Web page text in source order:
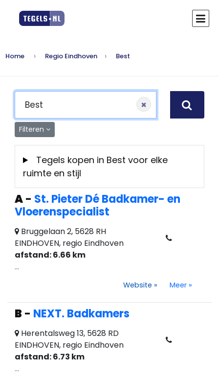
Home Regio Eindhoven Best
×
Filteren
Tegels kopen in Best voor elke
ruimte en stijl
A- St. Pieter Dé Badkamer- en
Vloerenspecialist
Bruggelaan 2, 5628 RH
EINDHOVEN, regio Eindhoven
afstand: 6.66 km
...
Website » Meer »
B - NEXT. Badkamers
Herentalsweg 13, 5628 RD
EINDHOVEN, regio Eindhoven
afstand: 6.73 km
...